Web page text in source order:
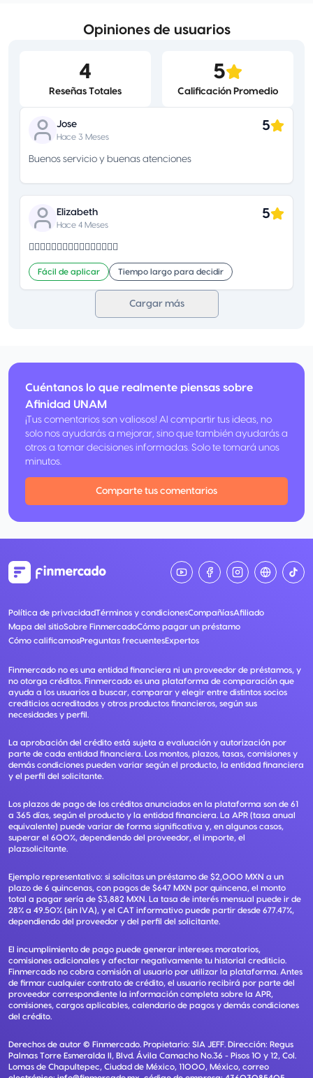
Opiniones de usuarios
4
Reseñas Totales
5
Calificación Promedio
Jose
Hace 3 Meses
5
Buenos servicio y buenas atenciones
Elizabeth
Hace 4 Meses
5
👍🏻👍🏻👍🏻👍🏻👍🏻👍🏻👍🏻👍🏻
Fácil de aplicar Tiempo largo para decidir
Cargar más
Cuéntanos lo que realmente piensas sobre
Afinidad UNAM
¡Tus comentarios son valiosos! Al compartir tus ideas, no
solo nos ayudarás a mejorar, sino que también ayudarás a
otros a tomar decisiones informadas. Solo te tomará unos
minutos.
Comparte tus comentarios
Política de privacidadTérminos y condicionesCompañíasAfiliado
Mapa del sitioSobre FinmercadoCómo pagar un préstamo
Cómo calificamosPreguntas frecuentesExpertos
Finmercado no es una entidad financiera ni un proveedor de préstamos, y
no otorga créditos. Finmercado es una plataforma de comparación que
ayuda a los usuarios a buscar, comparar y elegir entre distintos socios
crediticios acreditados y otros productos financieros, según sus
necesidades y perfil.
La aprobación del crédito está sujeta a evaluación y autorización por
parte de cada entidad financiera. Los montos, plazos, tasas, comisiones y
demás condiciones pueden variar según el producto, la entidad financiera
y el perfil del solicitante.
Los plazos de pago de los créditos anunciados en la plataforma son de 61
a 365 días, según el producto y la entidad financiera. La APR (tasa anual
equivalente) puede variar de forma significativa y, en algunos casos,
superar el 600%, dependiendo del proveedor, el importe, el
plazsolicitante.
Ejemplo representativo: si solicitas un préstamo de $2,000 MXN a un
plazo de 6 quincenas, con pagos de $647 MXN por quincena, el monto
total a pagar sería de $3,882 MXN. La tasa de interés mensual puede ir de
28% a 49.50% (sin IVA), y el CAT informativo puede partir desde 677.47%,
dependiendo del proveedor y del perfil del solicitante.
El incumplimiento de pago puede generar intereses moratorios,
comisiones adicionales y afectar negativamente tu historial crediticio.
Finmercado no cobra comisión al usuario por utilizar la plataforma. Antes
de firmar cualquier contrato de crédito, el usuario recibirá por parte del
proveedor correspondiente la información completa sobre la APR,
comisiones, cargos aplicables, calendario de pagos y demás condiciones
del crédito.
Derechos de autor © Finmercado. Propietario: SIA JEFF. Dirección: Regus
Palmas Torre Esmeralda II, Blvd. Ávila Camacho No.36 - Pisos 10 y 12, Col.
Lomas de Chapultepec, Ciudad de México, 11000, México, correo